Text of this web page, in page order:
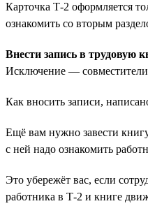
Карточка Т-2 оформляется
ознакомить со вторым
Внести запись в трудовую
Исключение —
Как вносить записи,
Ещё вам нужно завести
с ней надо ознакомить
Это убережёт вас, если
работника в Т-2 и книге